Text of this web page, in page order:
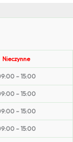
Nieczynne
– 15:00
– 15:00
– 15:00
– 15:00